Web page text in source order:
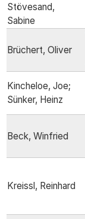
Stövesand,
Sabine
Brüchert, Oliver
Kincheloe, Joe;
Sünker, Heinz
Beck, Winfried
Kreissl, Reinhard